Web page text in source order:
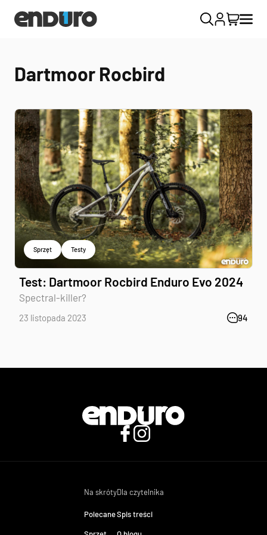
Dartmoor Rocbird
Sprzęt Testy
Test: Dartmoor Rocbird Enduro Evo 2024
Spectral-killer?
23 listopada 2023 94
Na skróty
Polecane
Dla czytelnika
Spis treści